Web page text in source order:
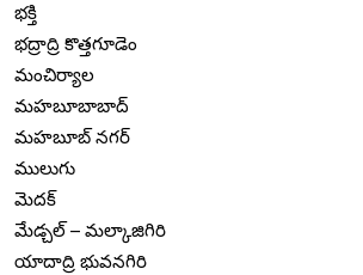
భక్తి
భద్రాద్రి కొత్తగూడెం
మంచిర్యాల
మహబూబాబాద్
మహబూబ్ నగర్
ములుగు
మెదక్
మేడ్చల్ – మల్కాజిగిరి
యాదాద్రి భువనగిరి